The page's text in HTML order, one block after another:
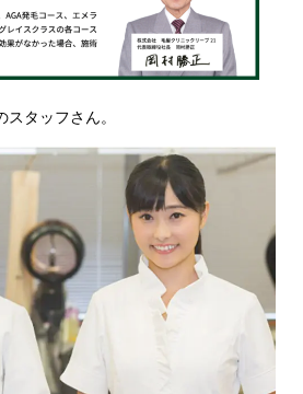
タッフさん。